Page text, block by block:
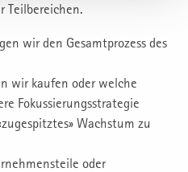
Teilbereichen.
wir den Gesamtprozess des
wir kaufen oder welche
Fokussierungsstrategie
Wachstum zu
oder